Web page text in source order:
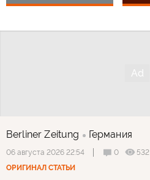
Berliner Zeitung Германия
06 августа 2026 22:54 0
532
ОРИГИНАЛ СТАТЬИ